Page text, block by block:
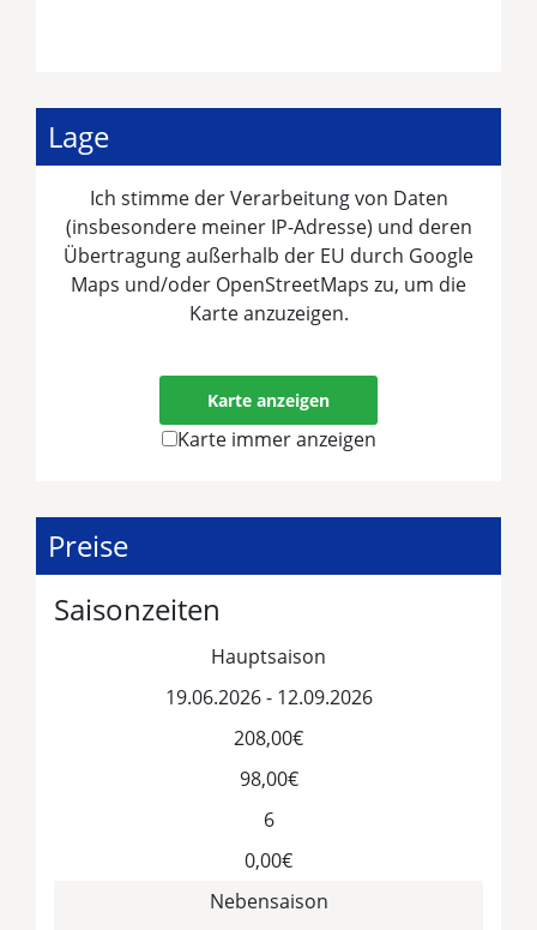
Lage
Ich stimme der Verarbeitung von Daten
(insbesondere meiner IP-Adresse) und deren
Übertragung außerhalb der EU durch Google
Maps und/oder OpenStreetMaps zu, um die
Karte anzuzeigen.
Karte anzeigen
Karte immer anzeigen
Preise
Saisonzeiten
Hauptsaison
19.06.2026 - 12.09.2026
208,00€
98,00€
6
0,00€
Nebensaison